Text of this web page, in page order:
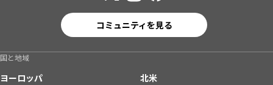
コミュニティを見る
国と地域
ヨーロッパ
北米